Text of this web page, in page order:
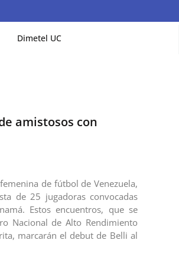
Dimetel UC
amistosos con
de fútbol de Venezuela,
de 25 jugadoras convocadas
Estos encuentros, que se
Nacional de Alto Rendimiento
marcarán el debut de Belli al